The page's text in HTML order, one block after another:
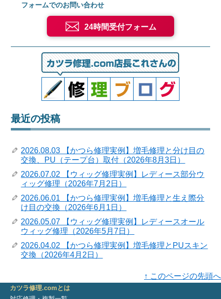
フォームでのお問い合わせ
24時間受付フォーム
最近の投稿
2026.08.03 【かつら修理実例】増毛修理と分け目の
交換、PU（テープ台）取付（2026年8月3日）
2026.07.02 【ウィッグ修理実例】レディース部分ウ
ィッグ修理（2026年7月2日）
2026.06.01 【かつら修理実例】増毛修理と生え際分
け目の交換（2026年6月1日）
2026.05.07 【ウィッグ修理実例】レディースオール
ウィッグ修理（2026年5月7日）
2026.04.02 【かつら修理実例】増毛修理とPUスキン
交換（2026年4月2日）
↑ このページの先頭へ
カツラ修理.comとは